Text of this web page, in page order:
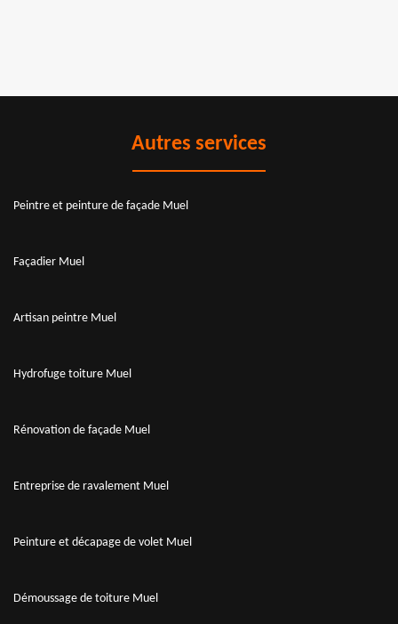
Autres services
Peintre et peinture de façade Muel
Façadier Muel
Artisan peintre Muel
Hydrofuge toiture Muel
Rénovation de façade Muel
Entreprise de ravalement Muel
Peinture et décapage de volet Muel
Démoussage de toiture Muel